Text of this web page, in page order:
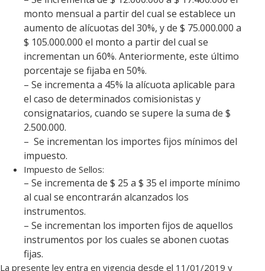
monto mensual a partir del cual se establece un
aumento de alícuotas del 30%, y de $ 75.000.000 a
$ 105.000.000 el monto a partir del cual se
incrementan un 60%. Anteriormente, este último
porcentaje se fijaba en 50%.
– Se incrementa a 45% la alícuota aplicable para
el caso de determinados comisionistas y
consignatarios, cuando se supere la suma de $
2.500.000.
– Se incrementan los importes fijos mínimos del
impuesto.
Impuesto de Sellos:
– Se incrementa de $ 25 a $ 35 el importe mínimo
al cual se encontrarán alcanzados los
instrumentos.
– Se incrementan los importen fijos de aquellos
instrumentos por los cuales se abonen cuotas
fijas.
La presente ley entra en vigencia desde el 11/01/2019 y